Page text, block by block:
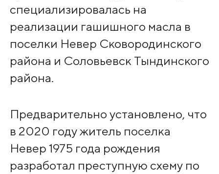
специализировалась на
реализации гашишного масла в
поселки Невер Сковородинского
района и Соловьевск Тындинского
района.
Предварительно установлено, что
в 2020 году житель поселка
Невер 1975 года рождения
разработал преступную схему по